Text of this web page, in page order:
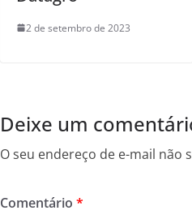
2 de setembro de 2023
Deixe um
O seu endereço de e-mail não
Comentário *